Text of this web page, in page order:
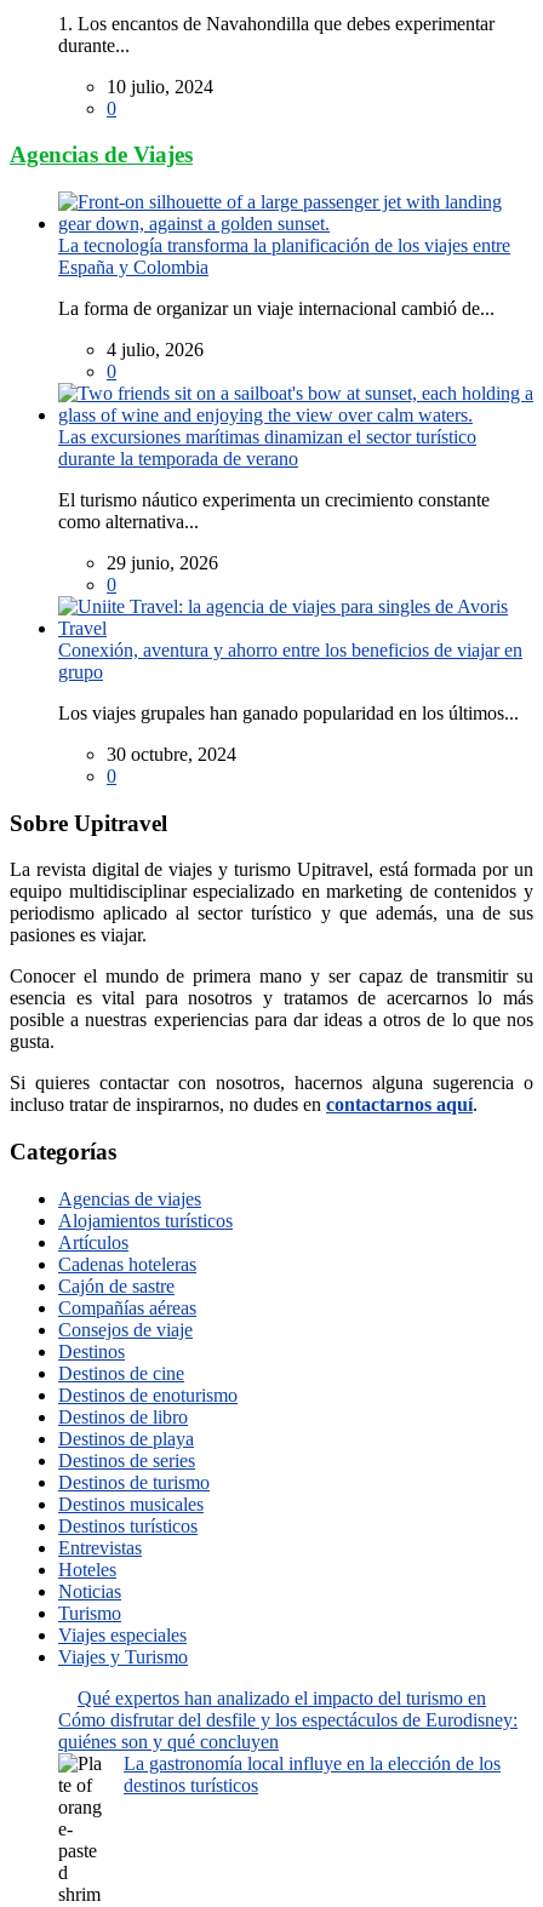
1. Los encantos de Navahondilla que debes experimentar
durante...
10 julio, 2024
0
Agencias de Viajes
La tecnología transforma la planificación de los viajes entre
España y Colombia
La forma de organizar un viaje internacional cambió de...
4 julio, 2026
0
Las excursiones marítimas dinamizan el sector turístico
durante la temporada de verano
El turismo náutico experimenta un crecimiento constante
como alternativa...
29 junio, 2026
0
Conexión, aventura y ahorro entre los beneficios de viajar en
grupo
Los viajes grupales han ganado popularidad en los últimos...
30 octubre, 2024
0
Sobre Upitravel
La revista digital de viajes y turismo Upitravel, está formada por un
equipo multidisciplinar especializado en marketing de contenidos y
periodismo aplicado al sector turístico y que además, una de sus
pasiones es viajar.
Conocer el mundo de primera mano y ser capaz de transmitir su
esencia es vital para nosotros y tratamos de acercarnos lo más
posible a nuestras experiencias para dar ideas a otros de lo que nos
gusta.
Si quieres contactar con nosotros, hacernos alguna sugerencia o
incluso tratar de inspirarnos, no dudes en contactarnos aquí.
Categorías
Agencias de viajes
Alojamientos turísticos
Artículos
Cadenas hoteleras
Cajón de sastre
Compañías aéreas
Consejos de viaje
Destinos
Destinos de cine
Destinos de enoturismo
Destinos de libro
Destinos de playa
Destinos de series
Destinos de turismo
Destinos musicales
Destinos turísticos
Entrevistas
Hoteles
Noticias
Turismo
Viajes especiales
Viajes y Turismo
Qué expertos han analizado el impacto del turismo en
Cómo disfrutar del desfile y los espectáculos de Eurodisney:
quiénes son y qué concluyen
La gastronomía local influye en la elección de los
destinos turísticos